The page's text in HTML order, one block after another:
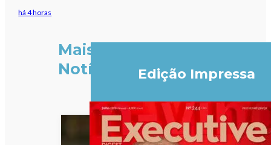
há 4 horas
Mais
Notícias
Edição Impressa